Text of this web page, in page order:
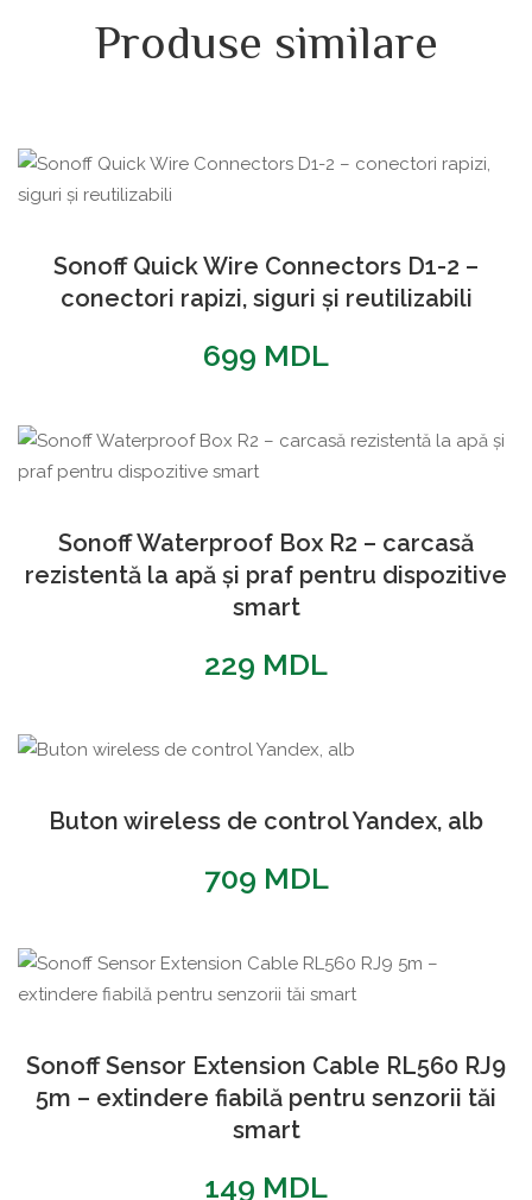
Produse similare
Sonoff Quick Wire Connectors D1-2 –
conectori rapizi, siguri și reutilizabili
699 MDL
Sonoff Waterproof Box R2 – carcasă
rezistentă la apă și praf pentru dispozitive
smart
229 MDL
Buton wireless de control Yandex, alb
709 MDL
Sonoff Sensor Extension Cable RL560 RJ9
5m – extindere fiabilă pentru senzorii tăi
smart
149 MDL